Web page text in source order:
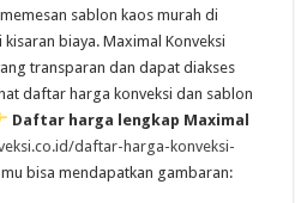
sablon kaos murah di
biaya. Maximal Konveksi
transparan dan dapat diakses
daftar harga konveksi dan sablon
Daftar harga lengkap Maximal
daftar-harga-konveksi-
bisa mendapatkan gambaran: